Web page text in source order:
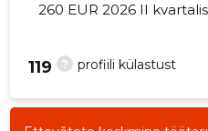
260 EUR 2026 II
? profiili külastust
119